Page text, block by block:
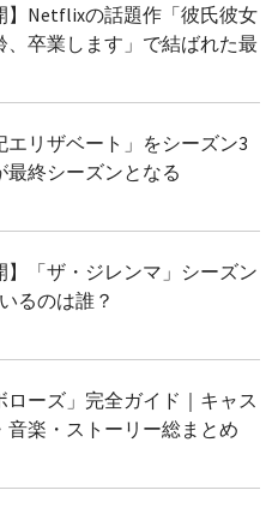
】Netflixの話題作「彼氏彼女
、卒業します」で結ばれた最
リザベート」をシーズン3
最終シーズンとなる
】「ザ・ジレンマ」シーズン
るのは誰？
ーズ」完全ガイド｜キャス
音楽・ストーリー総まとめ